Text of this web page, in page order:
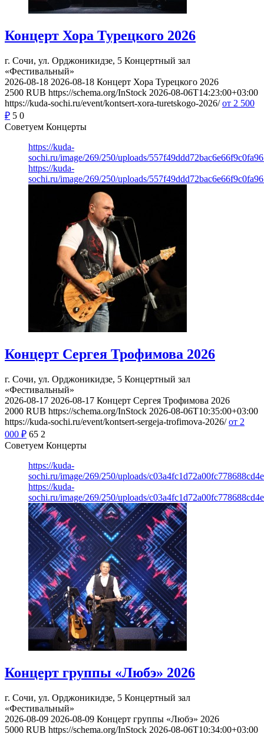
Концерт Хора Турецкого 2026
г. Сочи, ул. Орджоникидзе, 5 Концертный зал
«Фестивальный»
2026-08-18 2026-08-18 Концерт Хора Турецкого 2026
2500 RUB https://schema.org/InStock 2026-08-06T14:23:00+03:00
https://kuda-sochi.ru/event/kontsert-xora-turetskogo-2026/ от 2 500
₽ 5 0
Советуем Концерты
https://kuda-
sochi.ru/image/269/250/uploads/
https://kuda-
sochi.ru/image/269/250/uploads/
Концерт Сергея Трофимова 2026
г. Сочи, ул. Орджоникидзе, 5 Концертный зал
«Фестивальный»
2026-08-17 2026-08-17 Концерт Сергея Трофимова 2026
2000 RUB https://schema.org/InStock 2026-08-06T10:35:00+03:00
https://kuda-sochi.ru/event/kontsert-sergeja-trofimova-2026/ от 2
000 ₽ 65 2
Советуем Концерты
https://kuda-
sochi.ru/image/269/250/uploads/
https://kuda-
sochi.ru/image/269/250/uploads/
Концерт группы «Любэ» 2026
г. Сочи, ул. Орджоникидзе, 5 Концертный зал
«Фестивальный»
2026-08-09 2026-08-09 Концерт группы «Любэ» 2026
5000 RUB https://schema.org/InStock 2026-08-06T10:34:00+03:00